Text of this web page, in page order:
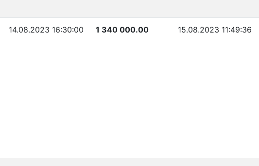
14.08.2023 16:30:00 1 340 000.00 15.08.2023 11:49:36